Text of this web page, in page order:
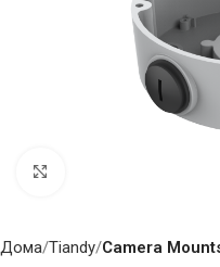
Дома Tiandy Camera